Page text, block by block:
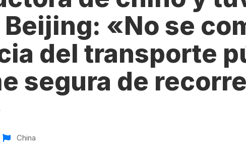
Estudia Business en Auckland
«No se
del transporte
segura de
China